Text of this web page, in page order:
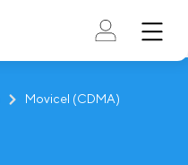
Movicel (CDMA)